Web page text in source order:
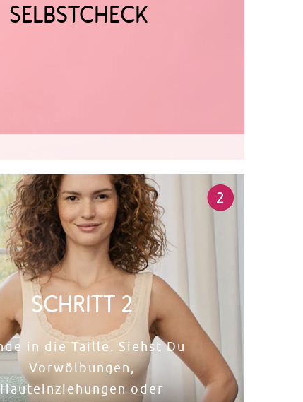
SELBSTCHECK
Schritt 2
in die Taille. Siehst Du
Vorwölbungen,
Hauteinziehungen oder